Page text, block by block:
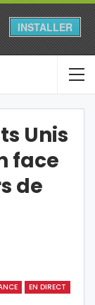
INSTALLER
Unis
face
de
EN DIRECT